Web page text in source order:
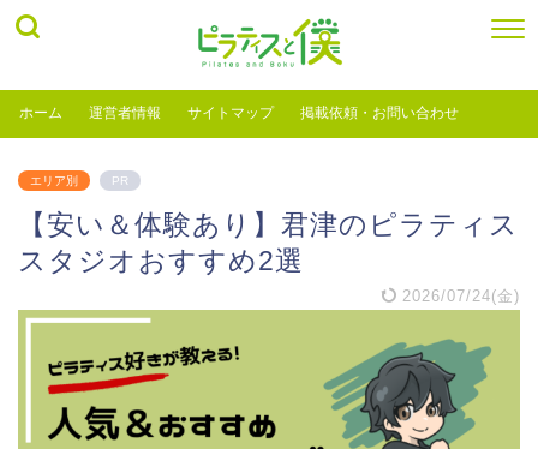
ホーム 運営者情報 サイトマップ 掲載依頼・お問い合わせ
エリア別 PR
【安い＆体験あり】君津のピラティス
スタジオおすすめ2選
2026/07/24(金)